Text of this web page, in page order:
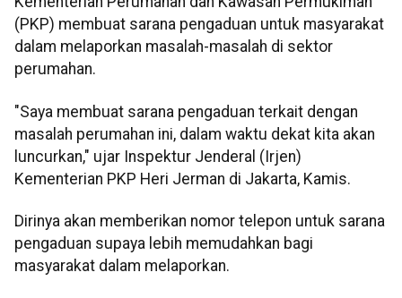
(PKP) membuat sarana pengaduan untuk masyarakat
dalam melaporkan masalah-masalah di sektor
perumahan.
"Saya membuat sarana pengaduan terkait dengan
masalah perumahan ini, dalam waktu dekat kita akan
luncurkan," ujar Inspektur Jenderal (Irjen)
Kementerian PKP Heri Jerman di Jakarta, Kamis.
Dirinya akan memberikan nomor telepon untuk sarana
pengaduan supaya lebih memudahkan bagi
masyarakat dalam melaporkan.